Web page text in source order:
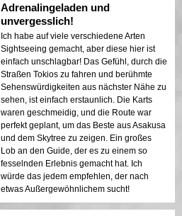
Adrenalingeladen und
unvergesslich!
Ich habe auf viele verschiedene Arten
Sightseeing gemacht, aber diese hier ist
einfach unschlagbar! Das Gefühl, durch die
Straßen Tokios zu fahren und berühmte
Sehenswürdigkeiten aus nächster Nähe zu
sehen, ist einfach erstaunlich. Die Karts
waren geschmeidig, und die Route war
perfekt geplant, um das Beste aus Asakusa
und dem Skytree zu zeigen. Ein großes
Lob an den Guide, der es zu einem so
fesselnden Erlebnis gemacht hat. Ich
würde das jedem empfehlen, der nach
etwas Außergewöhnlichem sucht!